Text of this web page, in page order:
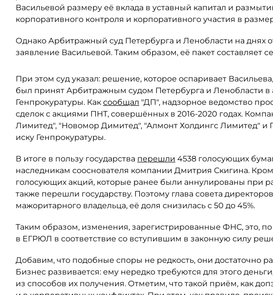
Васильевой размеру её вклада в уставный капитал и
корпоративного контроля и корпоративного участия в
Однако Арбитражный суд Петербурга и Ленобласти на днях
заявление Васильевой. Таким образом, её пакет составляет
При этом суд указал: решение, которое оспаривает
был принят Арбитражным судом Петербурга и Ленобласти в
Генпрокуратуры. Как сообщал "ДП", надзорное ведомство
сделок с акциями ПНТ, совершённых в 2016-2020 годах.
Лимитед", "Новомор Димитед", "Алмонт Холдингс Лимитед" и
иску Генпрокуратуры.
В итоге в пользу государства перешли 4538 голосующих
наследникам сооснователя компании Дмитрия Скигина.
голосующих акций, которые ранее были аннулированы при
также перешли государству. Поэтому глава совета
мажоритарного владельца, её доля снизилась с 50 до 45%.
Таким образом, изменения, зарегистрированные ФНС, это,
в ЕГРЮЛ в соответствие со вступившим в законную силу
Добавим, что подобные споры не редкость, они достаточно
Бизнес развивается: ему нередко требуются для этого
из способов их получения. Отметим, что такой приём, как